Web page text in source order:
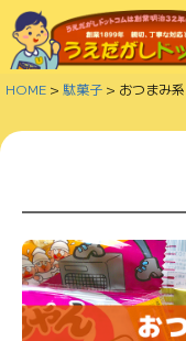
HOME 駄菓子 おつまみ系